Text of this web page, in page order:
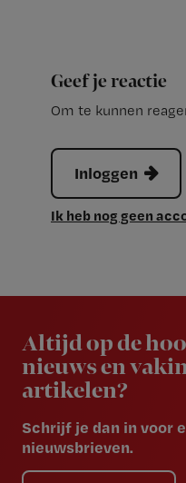
Geef je reactie
Om te kunnen
Inloggen
Ik heb nog geen
Altijd op de
nieuws en
artikelen?
Schrijf je dan in voor
nieuwsbrieven.